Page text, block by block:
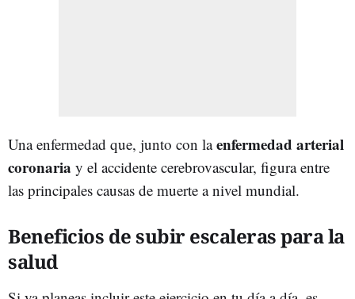
Una enfermedad que, junto con laenfermedad arterial
coronaria y el accidente cerebrovascular, figura entre
las principales causas de muerte a nivel mundial.
Beneficios de subir escaleras para la
salud